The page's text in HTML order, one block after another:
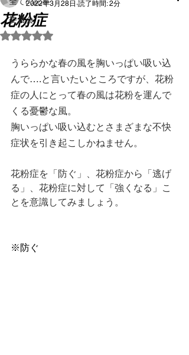
委員会
花粉症
2022年3月28日 読了時間: 2分
5つ星のうちNaNと評価されています。
うららかな春の風を胸いっぱい吸い込
んで….と言いたいところですが、花粉
症の人にとって春の風は花粉を運んで
くる憂鬱な風。
胸いっぱい吸い込むとさまざまな不快
症状を引き起こしかねません。
花粉症を「防ぐ」、花粉症から「逃げ
る」、花粉症に対して「強くなる」こ
とを意識してみましょう。
※防ぐ